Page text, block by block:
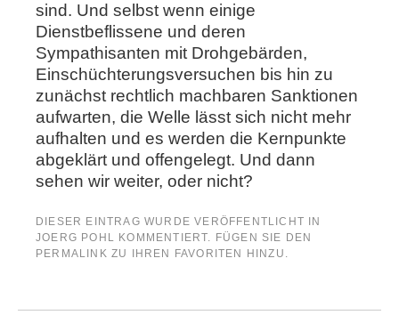
sind. Und selbst wenn einige
Dienstbeflissene und deren
Sympathisanten mit Drohgebärden,
Einschüchterungsversuchen bis hin zu
zunächst rechtlich machbaren Sanktionen
aufwarten, die Welle lässt sich nicht mehr
aufhalten und es werden die Kernpunkte
abgeklärt und offengelegt. Und dann
sehen wir weiter, oder nicht?
DIESER EINTRAG WURDE VERÖFFENTLICHT IN
JOERG POHL KOMMENTIERT. FÜGEN SIE DEN
PERMALINK ZU IHREN FAVORITEN HINZU.